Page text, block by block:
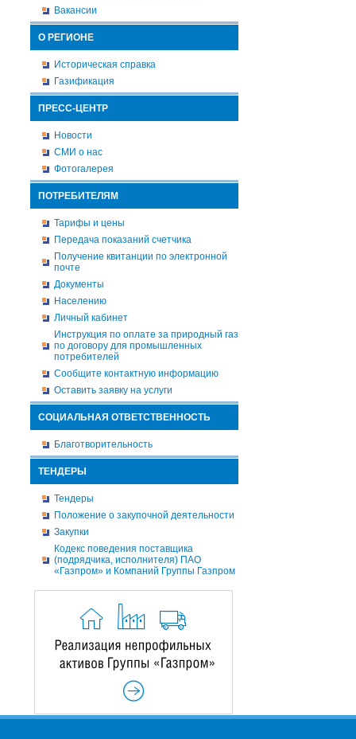
Вакансии
О РЕГИОНЕ
Историческая справка
Газификация
ПРЕСС-ЦЕНТР
Новости
СМИ о нас
Фотогалерея
ПОТРЕБИТЕЛЯМ
Тарифы и цены
Передача показаний счетчика
Получение квитанции по электронной
почте
Документы
Населению
Личный кабинет
Инструкция по оплате за природный газ
по договору для промышленных
потребителей
Сообщите контактную информацию
Оставить заявку на услуги
СОЦИАЛЬНАЯ ОТВЕТСТВЕННОСТЬ
Благотворительность
ТЕНДЕРЫ
Тендеры
Положение о закупочной деятельности
Закупки
Кодекс поведения поставщика
(подрядчика, исполнителя) ПАО
«Газпром» и Компаний Группы Газпром